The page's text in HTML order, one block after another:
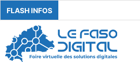
FLASH INFOS